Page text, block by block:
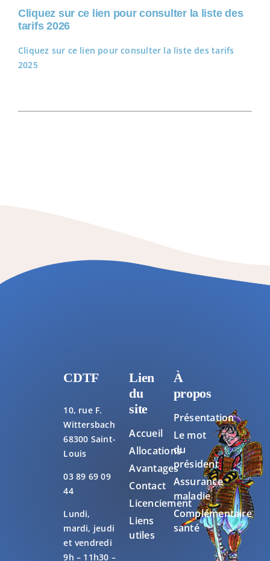
Cliquez sur ce lien pour consulter la liste des
tarifs 2026
Cliquez sur ce lien pour consulter la liste des tarifs
2025
CDTF
10, rue F.
Wittersbach
68300 Saint-
Louis
03 89 69 09
44
Lundi,
mardi, jeudi
et vendredi
9h – 11h30 –
Lien
du
site
Accueil
Allocations
Avantages
Contact
Licenciement
Liens
utiles
À
propos
Présentation
Le mot
du
président
Assurance
maladie
Complémentaire
santé